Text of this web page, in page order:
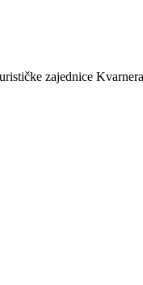
zajednice Kvarnera